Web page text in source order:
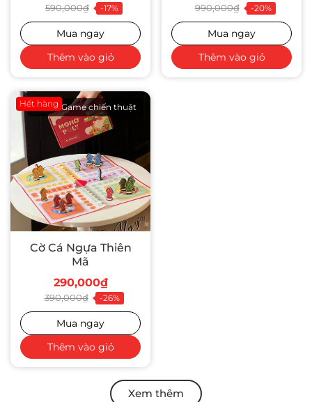
590,000₫ -17%
Mua ngay
Thêm vào giỏ
990,000₫ -20%
Mua ngay
Thêm vào giỏ
Hết hàng
Board Game chiến thuật
Cờ Cá Ngựa Thiên
Mã
290,000₫
390,000₫ -26%
Mua ngay
Thêm vào giỏ
Xem thêm